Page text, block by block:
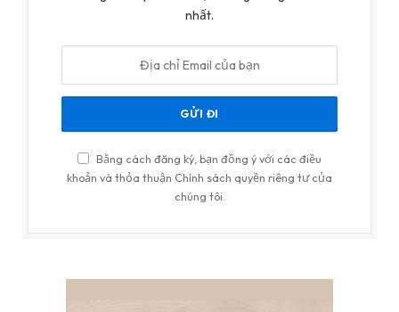
nhất.
Bằng cách đăng ký, bạn đồng ý với các điều
khoản và thỏa thuận Chính sách quyền riêng tư của
chúng tôi.